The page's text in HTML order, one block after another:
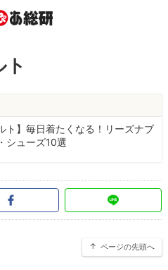
ト
ト】毎日着たくなる！リーズナブ
シューズ10選
ページの先頭へ